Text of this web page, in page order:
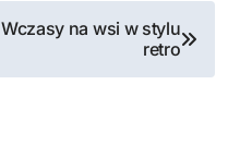
Wczasy na wsi w stylu
retro